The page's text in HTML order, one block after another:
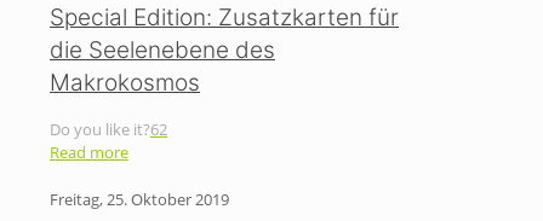
Special Edition: Zusatzkarten für
die Seelenebene des
Makrokosmos
Do you like it?62
Read more
Freitag, 25. Oktober 2019